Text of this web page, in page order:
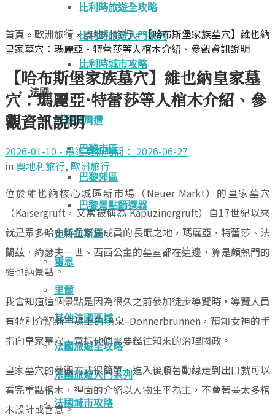
比利時旅遊全攻略
比利時旅遊入門系列
比利時城市攻略
法國
巴黎與周遭
巴黎市區
巴黎郊區
巴黎景點篩選器
史特拉斯堡
雷恩
里爾
其他法國區域
法國旅遊全攻略
法國旅遊入門系列
法國城市攻略
首頁 » 歐洲旅行 »奧地利旅行»【哈布斯堡家族墓穴】維也納
皇家墓穴：瑪麗亞·特蕾莎等人棺木介紹、參觀資訊說明
【哈布斯堡家族墓穴】維也納皇家墓
穴：瑪麗亞·特蕾莎等人棺木介紹、參
觀資訊說明
2026-01-10 - 最近更新時間： 2026-06-27
in 奧地利旅行, 歐洲旅行
位於維也納核心城區新市場（Neuer Markt）的皇家墓穴
（Kaisergruft，又常被稱為 Kapuzinergruft）自17世紀以來
就是眾多哈布斯堡家族成員的長眠之地，瑪麗亞·特蕾莎、法
蘭茲．約瑟夫一世、西西公主的墓室都在這邊，算是頗熱門的
維也納景點。
我會知道這個景點是因為很久之前參加徒步導覽時，導覽人員
有特別介紹新市場上的噴泉–Donnerbrunnen，預知女神的手
指向皇家墓穴，意指他們需要鑑往知來的治理國政。
皇家墓穴的參觀方式很簡單，進入後順著動線走到出口就可以
看完重點棺木，裡面的介紹以人物生平為主，不會著墨太多棺
木設計或含意。